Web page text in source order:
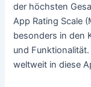
der höchsten
App Rating Scale
besonders in den
und
weltweit in diese